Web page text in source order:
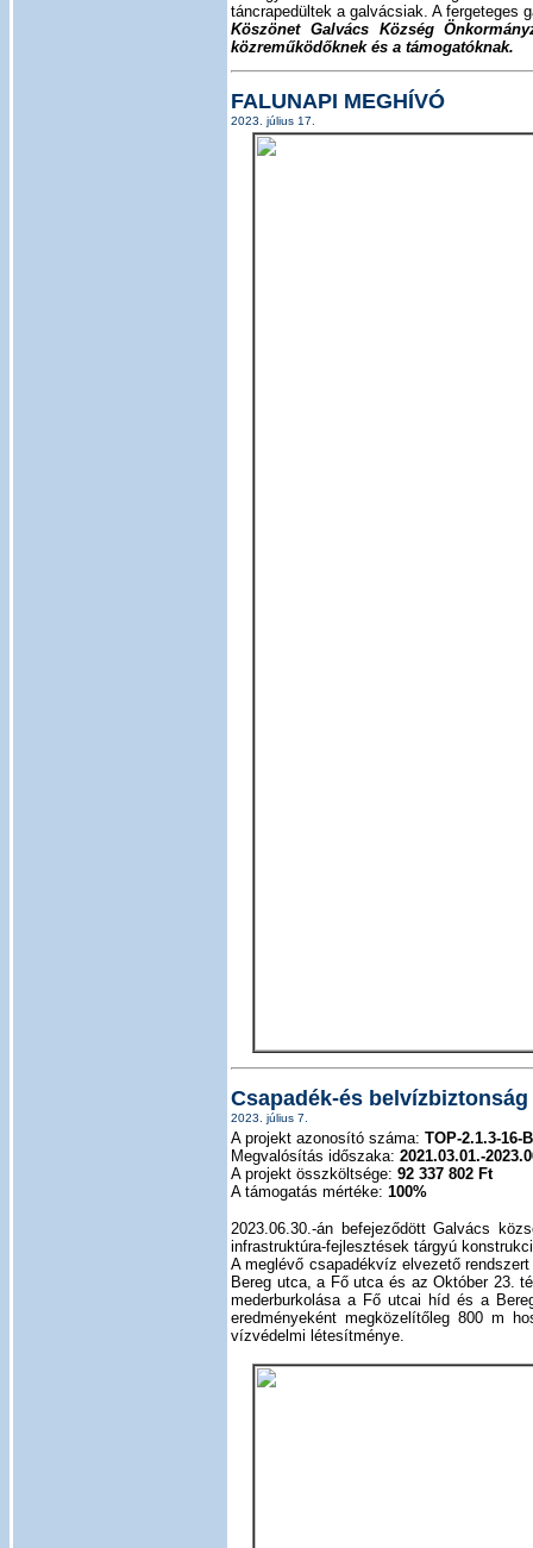
táncrapedültek a galvácsiak. A fergeteges
Köszönet Galvács Község
közreműködőknek és a támogatóknak.
FALUNAPI MEGHÍVÓ
2023. július 17.
Csapadék-és
2023. július 7.
A projekt azonosító száma: TOP-2.1.3-16-
Megvalósítás időszaka: 2021.03.01.-
A projekt összköltsége: 92 337 802 Ft
A támogatás mértéke: 100%
2023.06.30.-án befejeződött Galvács
infrastruktúra-fejlesztések tárgyú
A meglévő csapadékvíz elvezető
Bereg utca, a Fő utca és az Október 23.
mederburkolása a Fő utcai híd és a
eredményeként megközelítőleg 800 m
vízvédelmi létesítménye.